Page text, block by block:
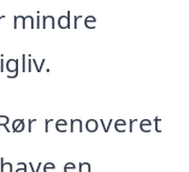
mindre
renoveret